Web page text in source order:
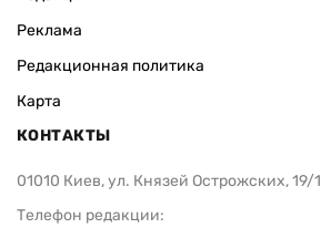
Реклама
Редакционная политика
Карта
КОНТАКТЫ
01010 Киев, ул. Князей Острожских, 19/1
Телефон редакции: